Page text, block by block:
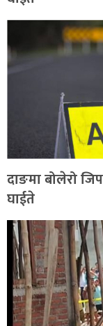
दाङमा बोलेरो
घाईते